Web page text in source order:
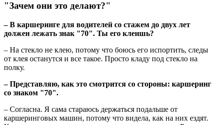
"Зачем они это делают?"
– В каршеринге для водителей со стажем до двух лет
должен лежать знак "70". Ты его клеишь?
– На стекло не клею, потому что боюсь его испортить, следы
от клея останутся и все такое. Просто кладу под стекло на
полку.
– Представляю, как это смотрится со стороны: каршеринг
со знаком "70".
– Согласна. Я сама стараюсь держаться подальше от
каршеринговых машин, потому что видела, как на них ездят.